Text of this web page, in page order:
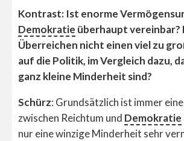
Kontrast: Ist enorme
Demokratie überhaupt vereinbar?
Überreichen nicht einen viel zu
auf die Politik, im Vergleich dazu,
ganz kleine Minderheit sind?
Schürz: Grundsätzlich ist immer
zwischen Reichtum und Demokratie
nur eine winzige Minderheit sehr